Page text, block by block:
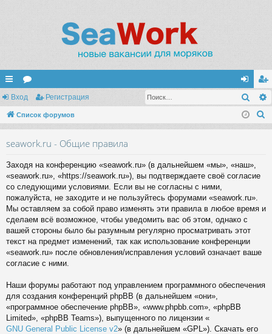
с
ы
ор
ум
хо
д
ег
ис
Вход Регистрация
Список форумов
seawork.ru - Общие правила
Заходя на конференцию «seawork.ru» (в дальнейшем «мы», «наш»,
«seawork.ru», «https://seawork.ru»), вы подтверждаете своё согласие
со следующими условиями. Если вы не согласны с ними,
пожалуйста, не заходите и не пользуйтесь форумами «seawork.ru».
Мы оставляем за собой право изменять эти правила в любое время и
сделаем всё возможное, чтобы уведомить вас об этом, однако с
вашей стороны было бы разумным регулярно просматривать этот
текст на предмет изменений, так как использование конференции
«seawork.ru» после обновления/исправления условий означает ваше
согласие с ними.
Наши форумы работают под управлением программного обеспечения
для создания конференций phpBB (в дальнейшем «они»,
«программное обеспечение phpBB», «www.phpbb.com», «phpBB
Limited», «phpBB Teams»), выпущенного по лицензии «
GNU General Public License v2» (в дальнейшем «GPL»). Скачать его